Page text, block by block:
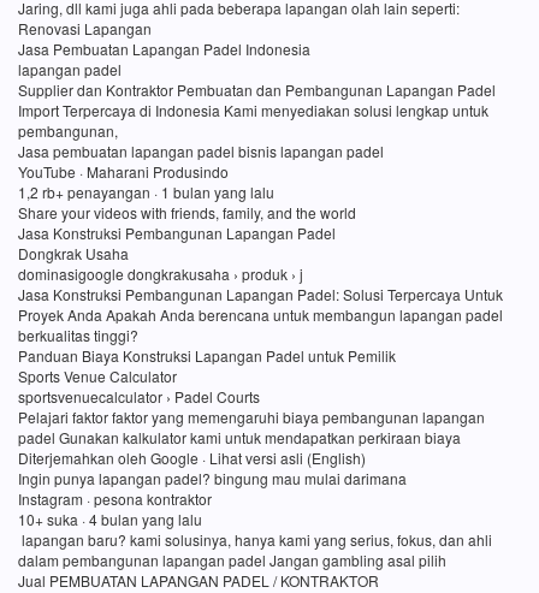
Jaring, dll kami juga ahli pada beberapa lapangan olah lain seperti:
Renovasi Lapangan
Jasa Pembuatan Lapangan Padel Indonesia
lapangan padel
Supplier dan Kontraktor Pembuatan dan Pembangunan Lapangan Padel
Import Terpercaya di Indonesia Kami menyediakan solusi lengkap untuk
pembangunan,
Jasa pembuatan lapangan padel bisnis lapangan padel
YouTube · Maharani Produsindo
1,2 rb+ penayangan · 1 bulan yang lalu
Share your videos with friends, family, and the world
Jasa Konstruksi Pembangunan Lapangan Padel
Dongkrak Usaha
dominasigoogle dongkrakusaha › produk › j
Jasa Konstruksi Pembangunan Lapangan Padel: Solusi Terpercaya Untuk
Proyek Anda Apakah Anda berencana untuk membangun lapangan padel
berkualitas tinggi?
Panduan Biaya Konstruksi Lapangan Padel untuk Pemilik
Sports Venue Calculator
sportsvenuecalculator › Padel Courts
Pelajari faktor faktor yang memengaruhi biaya pembangunan lapangan
padel Gunakan kalkulator kami untuk mendapatkan perkiraan biaya
Diterjemahkan oleh Google · Lihat versi asli (English)
Ingin punya lapangan padel? bingung mau mulai darimana
Instagram · pesona kontraktor
10+ suka · 4 bulan yang lalu
lapangan baru? kami solusinya, hanya kami yang serius, fokus, dan ahli
dalam pembangunan lapangan padel Jangan gambling asal pilih
Jual PEMBUATAN LAPANGAN PADEL / KONTRAKTOR